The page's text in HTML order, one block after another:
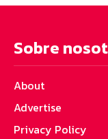
Sobre
About
Advertise
Privacy Policy